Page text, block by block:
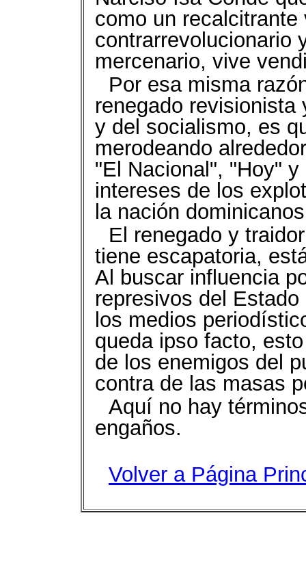
como un
contrarrevolucionario
mercenario, vive
Por esa misma
renegado
y del socialismo, es
merodeando
"El Nacional", "Hoy"
intereses de los
la nación
El renegado y
tiene escapatoria,
Al buscar influencia
represivos del
los medios
queda ipso facto,
de los enemigos del
contra de las masas
Aquí no hay
engaños.
Volver a Página